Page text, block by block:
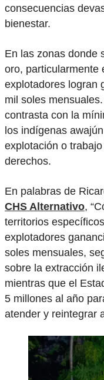
consecuencias
bienestar.
En las zonas donde
oro, particularmente
explotadores logran
mil soles
contrasta con la
los indígenas
explotación o
derechos.
En palabras de
CHS Alternativo,
territorios
explotadores
soles mensuales,
sobre la extracción
mientras que el
5 millones al año
atender y reintegrar